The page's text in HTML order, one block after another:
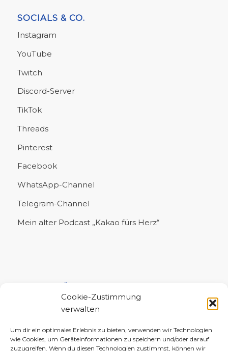
Cookie-Zustimmung
verwalten
Um dir ein optimales Erlebnis zu bieten, verwenden wir Technologien
wie Cookies, um Geräteinformationen zu speichern und/oder darauf
zuzugreifen. Wenn du diesen Technologien zustimmst, können wir
SOCIALS & CO.
Instagram
YouTube
Twitch
Discord-Server
TikTok
Threads
Pinterest
Facebook
WhatsApp-Channel
Telegram-Channel
Mein alter Podcast „Kakao fürs Herz“